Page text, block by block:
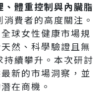
、體重控制與內臟脂
費者的高度關注。
球女性健康市場規
然、科學驗證且無
續攀升。本次研討
新的市場洞察，並
在商機。